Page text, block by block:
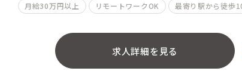
月給30万円以上 リモートワークOK 最寄り駅から徒歩
求人詳細を見る